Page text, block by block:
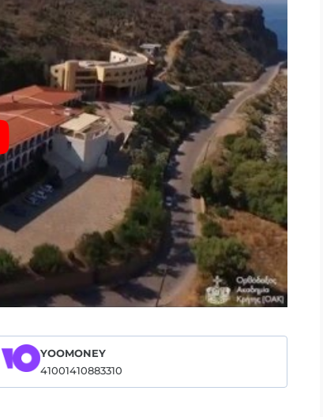
YOOMONEY
41001410883310